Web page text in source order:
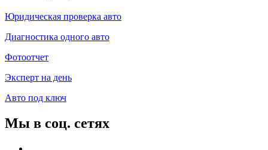
Юридическая проверка авто
Диагностика одного авто
Фотоотчет
Эксперт на день
Авто под ключ
Мы в соц. сетях